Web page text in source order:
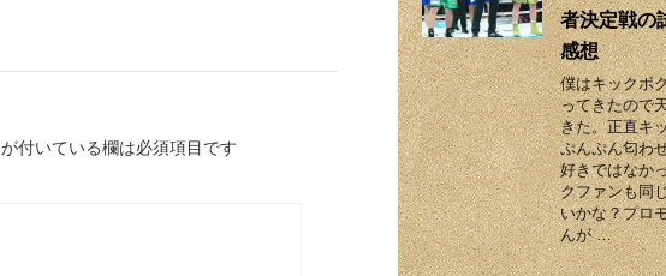
が付いている欄は必須項目です
者決定戦の
感想
僕はキックボ
ってきたので
きた。正直キ
ぷんぷん匂わ
好きではなか
クファンも同
いかな？プロ
んが …